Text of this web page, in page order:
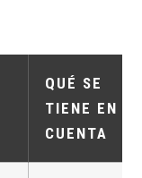
QUÉ SE
TIENE EN
CUENTA